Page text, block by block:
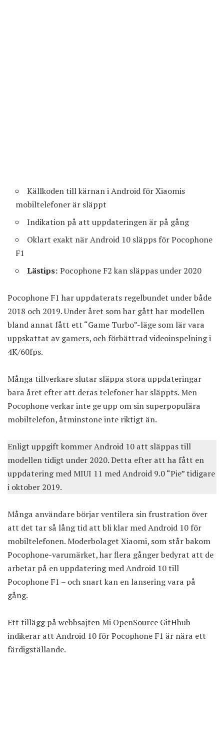
Källkoden till kärnan i Android för Xiaomis
mobiltelefoner är släppt
Indikation på att uppdateringen är på gång
Oklart exakt när Android 10 släpps för Pocophone
F1
Lästips: Pocophone F2 kan släppas under 2020
Pocophone F1 har uppdaterats regelbundet under både
2018 och 2019. Under året som har gått har modellen
bland annat fått ett “Game Turbo”-läge som lär vara
uppskattat av gamers, och förbättrad videoinspelning i
4K/60fps.
Många tillverkare slutar släppa stora uppdateringar
bara året efter att deras telefoner har släppts. Men
Pocophone verkar inte ge upp om sin superpopulära
mobiltelefon, åtminstone inte riktigt än.
Enligt uppgift kommer Android 10 att släppas till
modellen tidigt under 2020. Detta efter att ha fått en
uppdatering med MIUI 11 med Android 9.0 “Pie” tidigare
i oktober 2019.
Många användare börjar ventilera sin frustration över
att det tar så lång tid att bli klar med Android 10 för
mobiltelefonen. Moderbolaget Xiaomi, som står bakom
Pocophone-varumärket, har flera gånger bedyrat att de
arbetar på en uppdatering med Android 10 till
Pocophone F1 – och snart kan en lansering vara på
gång.
Ett tillägg på webbsajten Mi OpenSource GitHhub
indikerar att Android 10 för Pocophone F1 är nära ett
färdigställande.